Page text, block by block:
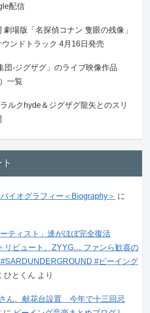
配信
劇場版「名探偵コナン 隻眼の残像」
ンドトラック 4月16日発売
団-ジグザグ」のライブ映像作品
一覧
ルクhyde＆ジグザグ龍矢とのスリ
イオグラフィー＜Biography＞ に
ティスト」達がほぼ完全復活
リビュート、ZYYG… ファンら歓喜の
#ビーイング
ひとくん より
ん、献花台設置 今年で十三回忌